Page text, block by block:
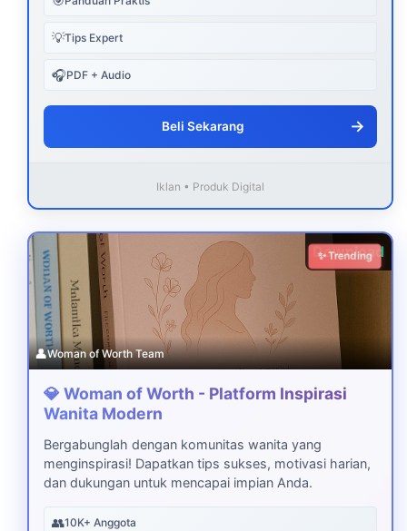
💡Tips Expert
🎧PDF + Audio
Beli Sekarang →
Iklan • Produk Digital
Download
✨ Trending
👤Woman of Worth Team
💎 Woman of Worth - Platform Inspirasi
Wanita Modern
Bergabunglah dengan komunitas wanita yang
menginspirasi! Dapatkan tips sukses, motivasi harian,
dan dukungan untuk mencapai impian Anda.
👥10K+ Anggota